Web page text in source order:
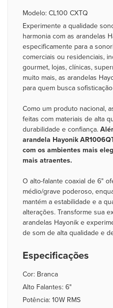
Modelo: CL100 CXTQ
Experimente a qualidade
harmonia com as arandelas
especificamente para a
comerciais ou residenciais,
gourmet, lojas, clínicas,
muito mais, as arandelas
para quem busca
Como um produto nacional,
feitas com materiais de alta
durabilidade e confiança.
arandela Hayonik
com os ambientes mais
mais atraentes.
O alto-falante coaxial de 6"
médio/grave poderoso,
mantém a estabilidade e a
alterações. Transforme sua
arandelas Hayonik e
de som de alta qualidade e
Especificações
Cor: Branca
Alto Falantes: 6"
Potência: 10W RMS